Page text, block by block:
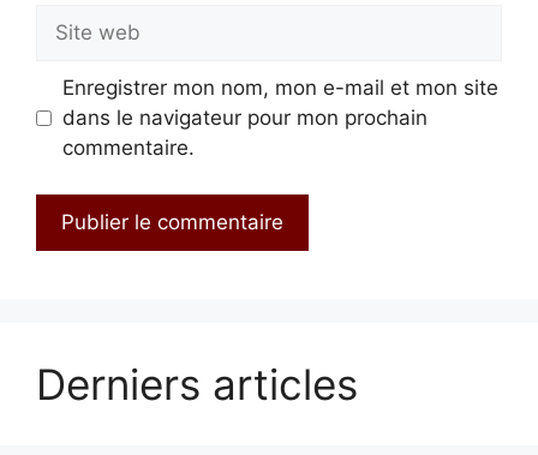
Site
web
Enregistrer mon nom, mon e-mail et mon site
dans le navigateur pour mon prochain
commentaire.
Derniers articles